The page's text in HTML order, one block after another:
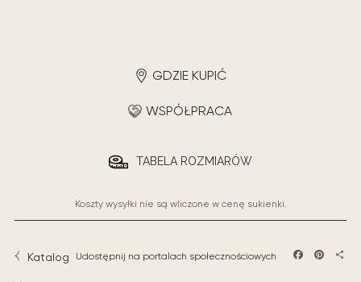
GDZIE KUPIĆ
WSPÓŁPRACA
TABELA ROZMIARÓW
Koszty wysyłki nie są wliczone w cenę sukienki.
Katalog Udostępnij na portalach społecznościowych